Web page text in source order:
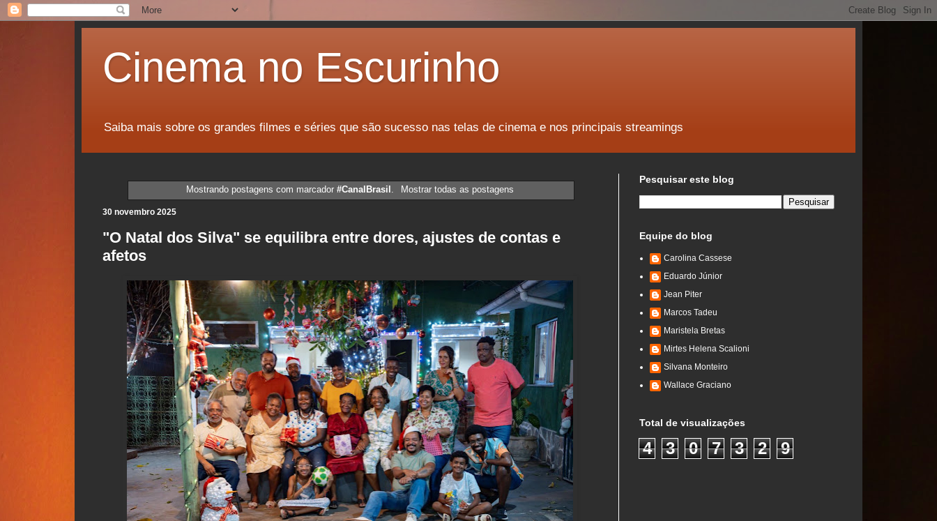
Cinema no Escurinho
Saiba mais sobre os grandes filmes e séries que são sucesso nas telas de cinema e nos principais streamings
Mostrando postagens com marcador#CanalBrasil . Mostrar todas as postagens
30 novembro 2025
"O Natal dos Silva" se equilibra entre dores, ajustes de contas e
afetos
Pesquisar este blog
Equipe do blog
Carolina Cassese
Eduardo Júnior
Jean Piter
Marcos Tadeu
Maristela Bretas
Mirtes Helena Scalioni
Silvana Monteiro
Wallace Graciano
Total de visualizações
4 3 0 7 3 2 9